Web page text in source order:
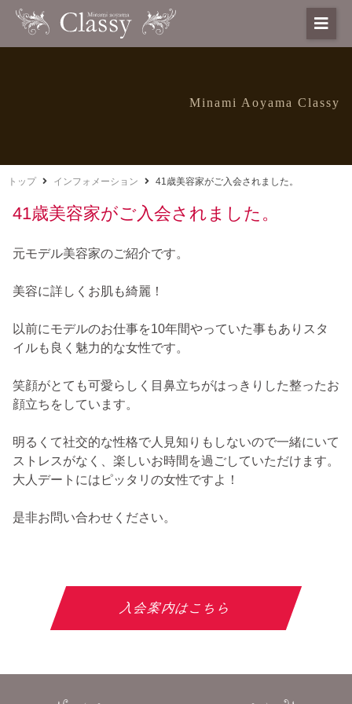
Minami Aoyama Classy
トップ インフォメーション 41歳美容家がご入会されました。
41歳美容家がご入会されました。
元モデル美容家のご紹介です。
美容に詳しくお肌も綺麗！
以前にモデルのお仕事を10年間やっていた事もありスタ
イルも良く魅力的な女性です。
笑顔がとても可愛らしく目鼻立ちがはっきりした整ったお
顔立ちをしています。
明るくて社交的な性格で人見知りもしないので一緒にいて
ストレスがなく、楽しいお時間を過ごしていただけます。
大人デートにはピッタリの女性ですよ！
是非お問い合わせください。
入会案内はこちら